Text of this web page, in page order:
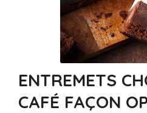
ENTREMETS
CAFÉ FAÇON